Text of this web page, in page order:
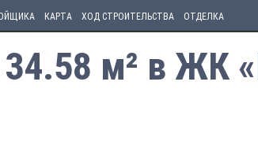
КАРТА ХОД СТРОИТЕЛЬСТВА ОТДЕЛКА
м² в ЖК